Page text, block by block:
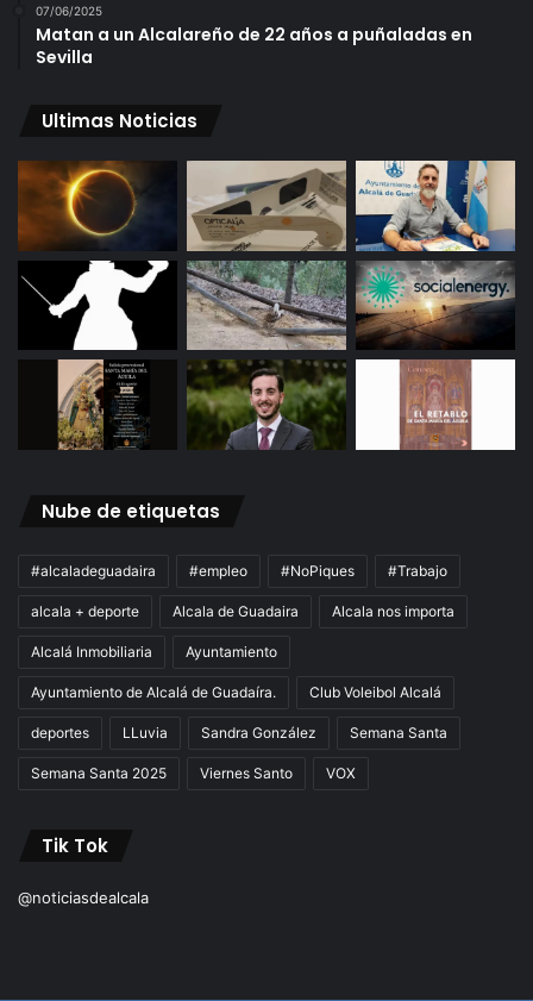
07/06/2025
Matan a un Alcalareño de 22 años a puñaladas en
Sevilla
Ultimas Noticias
Nube de etiquetas
#alcaladeguadaira #empleo #NoPiques #Trabajo
alcala + deporte Alcala de Guadaira Alcala nos importa
Alcalá Inmobiliaria Ayuntamiento
Ayuntamiento de Alcalá de Guadaíra. Club Voleibol Alcalá
deportes LLuvia Sandra González Semana Santa
Semana Santa 2025 Viernes Santo VOX
Tik Tok
@noticiasdealcala